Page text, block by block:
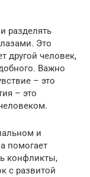
разделять
Это
другой человек,
Важно
– это
– это
и
помогает
конфликты,
с развитой